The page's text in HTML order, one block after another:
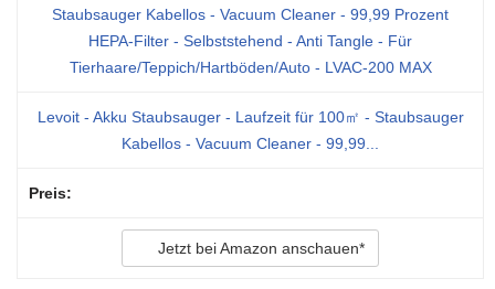
Levoit - Akku Staubsauger - Laufzeit für 100㎡ - Staubsauger
Kabellos - Vacuum Cleaner - 99,99...
Jetzt bei Amazon anschauen*